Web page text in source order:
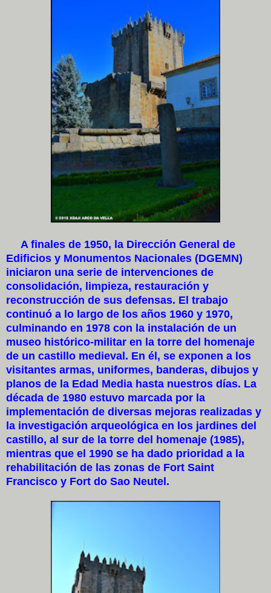
A finales de 1950, la Dirección General de
Edificios y Monumentos Nacionales (DGEMN)
iniciaron una serie de intervenciones de
consolidación, limpieza, restauración y
reconstrucción de sus defensas. El trabajo
continuó a lo largo de los años 1960 y 1970,
culminando en 1978 con la instalación de un
museo histórico-militar en la torre del homenaje
de un castillo medieval. En él, se exponen a los
visitantes armas, uniformes, banderas, dibujos y
planos de la Edad Media hasta nuestros días. La
década de 1980 estuvo marcada por la
implementación de diversas mejoras realizadas y
la investigación arqueológica en los jardines del
castillo, al sur de la torre del homenaje (1985),
mientras que el 1990 se ha dado prioridad a la
rehabilitación de las zonas de Fort Saint
Francisco y Fort do Sao Neutel.